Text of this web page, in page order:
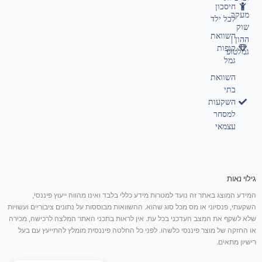
חיסכון
לכל ילד
השוואת
קופות
גמל
השוואת
בתי
השקעות
למסחר
עצמאי
מעקב
שוק
ההון |
גמלטופ
גילוי נאות
המידע המוצג באתר זה נועד למטרות מידע כללי בלבד ואינו מהווה ייעוץ פיננסי,
השקעתי, פנסיוני או מס מכל סוג שהוא. ההשוואות מבוססות על נתונים ציבוריים ועשויות
שלא לשקף את המצב העדכני בכל עת. אין לראות בתכני האתר המלצה לרכישה, מכירה
או החזקה של מוצר פיננסי כלשהו. לפני כל החלטה פיננסית מומלץ להתייעץ עם בעל
רישיון מתאים.